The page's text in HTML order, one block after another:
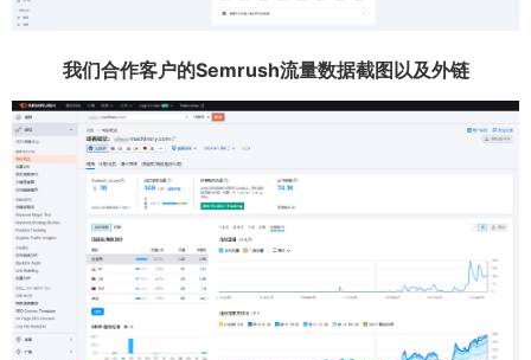
我们合作客户的Semrush流量数据截图以及外链